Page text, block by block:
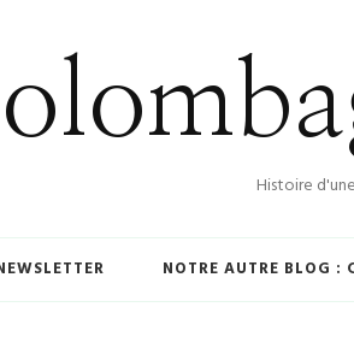
Histoire
NOTRE AUTRE BLOG :